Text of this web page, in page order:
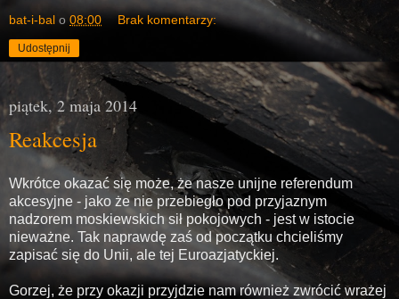
bat-i-bal o 08:00 Brak komentarzy:
Udostępnij
piątek, 2 maja 2014
Reakcesja
Wkrótce okazać się może, że nasze unijne referendum
akcesyjne - jako że nie przebiegło pod przyjaznym
nadzorem moskiewskich sił pokojowych - jest w istocie
nieważne. Tak naprawdę zaś od początku chcieliśmy
zapisać się do Unii, ale tej Euroazjatyckiej.
Gorzej, że przy okazji przyjdzie nam również zwrócić wrażej